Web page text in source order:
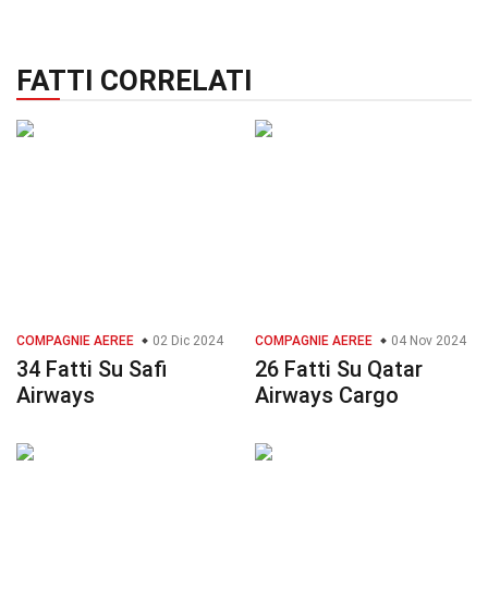
FATTI CORRELATI
COMPAGNIE AEREE 02 Dic 2024
34 Fatti Su Safi
Airways
COMPAGNIE AEREE 04 Nov 2024
26 Fatti Su Qatar
Airways Cargo